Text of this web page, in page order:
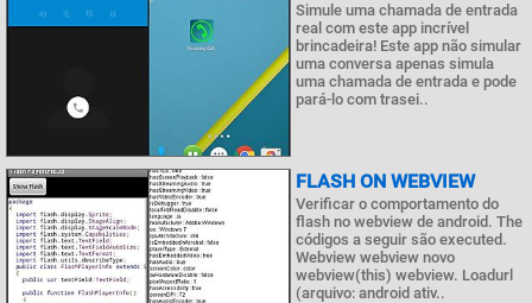
Simule uma chamada de entrada
real com este app incrível
brincadeira! Este app não simular
uma conversa apenas simula
uma chamada de entrada e pode
pará-lo com trasei..
FLASH ON WEBVIEW
Verificar o comportamento do
flash no webview de android. The
códigos a seguir são executed.
Webview webview novo
webview(this) webview. Loadurl
(arquivo: android ativ..